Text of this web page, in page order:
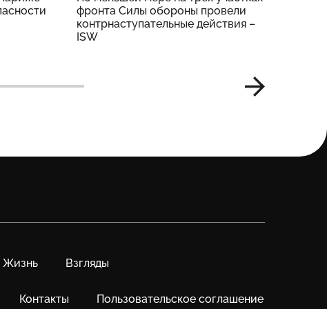
фронта Силы обороны провели
контрнаступательные действия –
ISW
Жизнь Взгляды
Контакты Пользовательское соглашение